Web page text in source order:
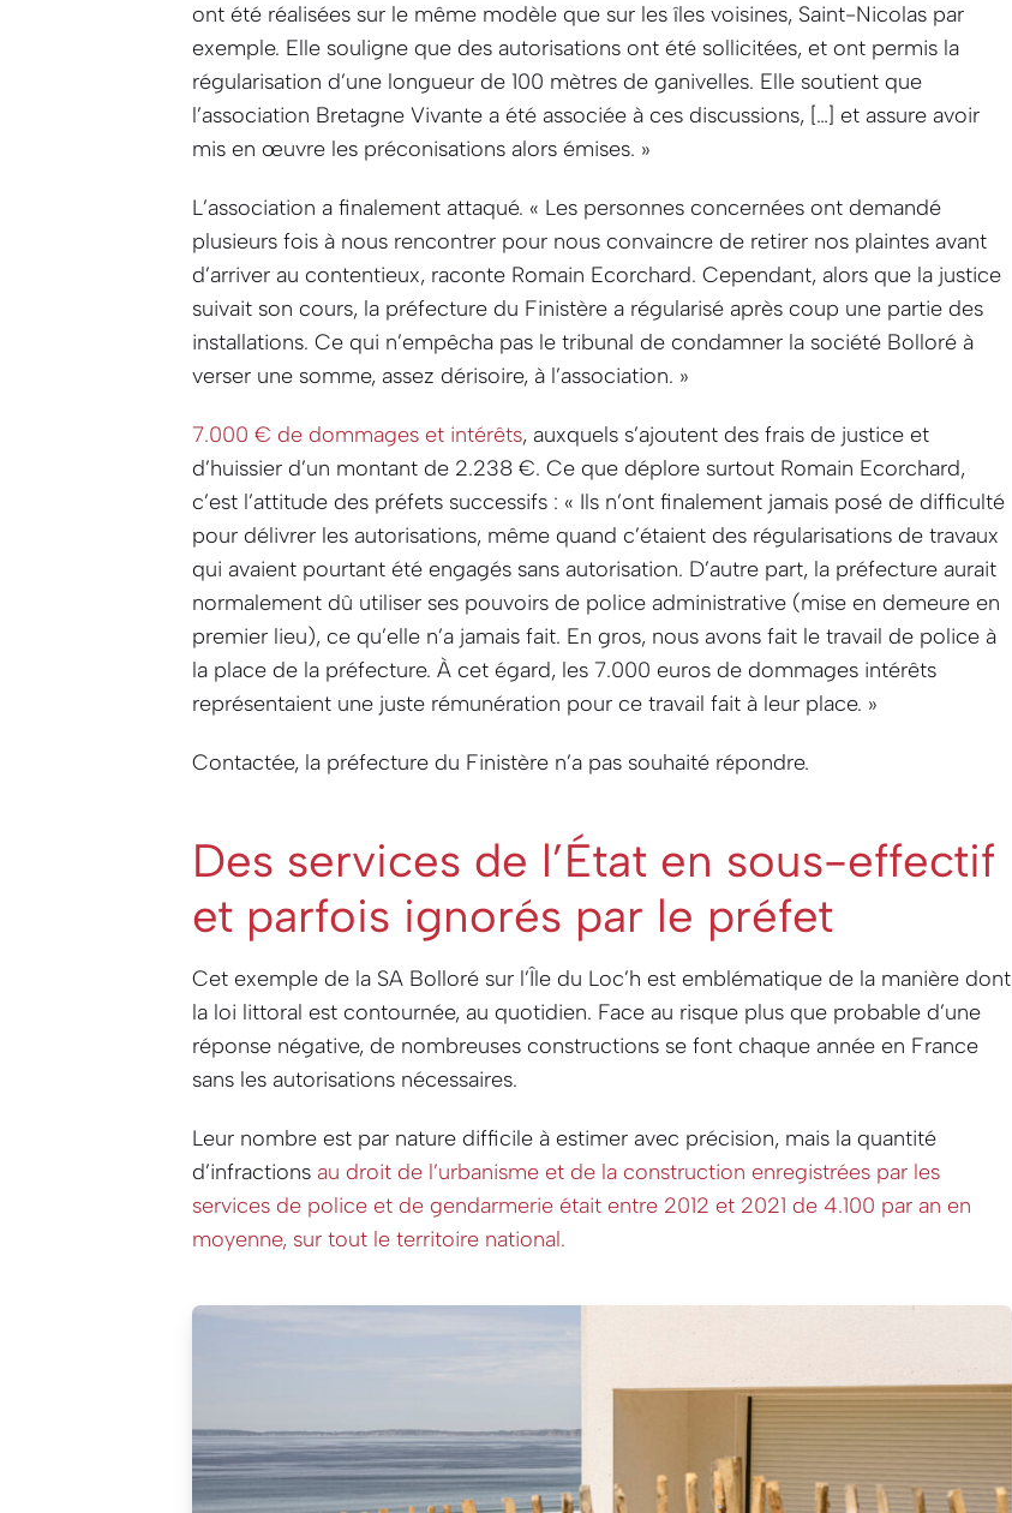
ont été réalisées sur le même modèle que sur les îles voisines, Saint-Nicolas par
exemple. Elle souligne que des autorisations ont été sollicitées, et ont permis la
régularisation d’une longueur de 100 mètres de ganivelles. Elle soutient que
l’association Bretagne Vivante a été associée à ces discussions, […] et assure avoir
mis en œuvre les préconisations alors émises. »
L’association a finalement attaqué. « Les personnes concernées ont demandé
plusieurs fois à nous rencontrer pour nous convaincre de retirer nos plaintes avant
d’arriver au contentieux, raconte Romain Ecorchard.Cependant, alors que la justice
suivait son cours, la préfecture du Finistère a régularisé après coup une partie des
installations. Ce qui n’empêcha pas le tribunal de condamner la société Bolloré à
verser une somme, assez dérisoire, à l’association. »
7.000 € de dommages et intérêts, auxquels s’ajoutent des frais de justice et
d’huissier d’un montant de 2.238 €. Ce que déplore surtout Romain Ecorchard,
c’est l’attitude des préfets successifs : « Ils n’ont finalement jamais posé de difficulté
pour délivrer les autorisations, même quand c’étaient des régularisations de travaux
qui avaient pourtant été engagés sans autorisation. D’autre part, la préfecture aurait
normalement dû utiliser ses pouvoirs de police administrative (mise en demeure en
premier lieu), ce qu’elle n’a jamais fait. En gros, nous avons fait le travail de police à
la place de la préfecture. À cet égard, les 7.000 euros de dommages intérêts
représentaient une juste rémunération pour ce travail fait à leur place. »
Contactée, la préfecture du Finistère n’a pas souhaité répondre.
Des services de l’État en sous-effectif
et parfois ignorés par le préfet
Cet exemple de la SA Bolloré sur l’Île du Loc’h est emblématique de la manière dont
la loi littoral est contournée, au quotidien. Face au risque plus que probable d’une
réponse négative, de nombreuses constructions se font chaque année en France
sans les autorisations nécessaires.
Leur nombre est par nature difficile à estimer avec précision, mais la quantité
d’infractions au droit de l’urbanisme et de la construction enregistrées par les
services de police et de gendarmerie était entre 2012 et 2021 de 4.100 par an en
moyenne, sur tout le territoire national.